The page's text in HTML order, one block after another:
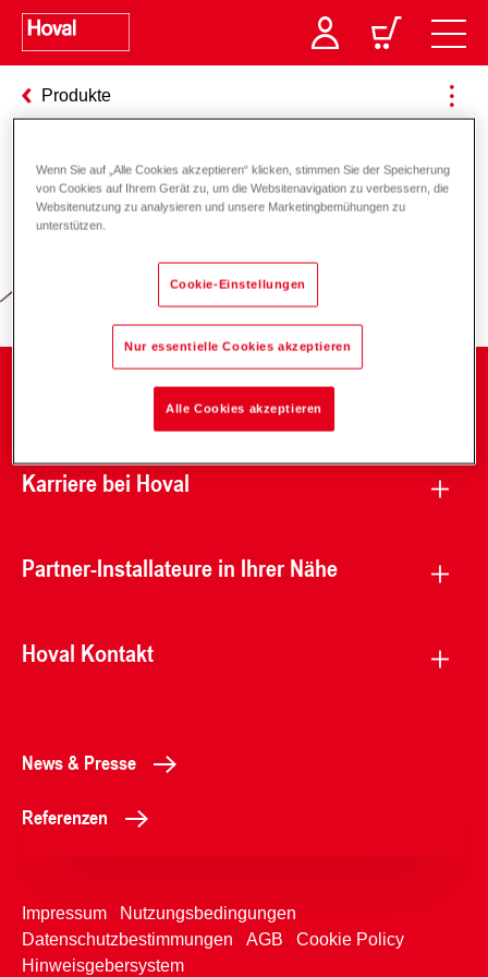
Produkte
Verantwortung für Energie und
Karriere bei Hoval
Partner-Installateure in Ihrer Nähe
Hoval Kontakt
News & Presse
Referenzen
Impressum
Nutzungsbedingungen
Datenschutzbestimmungen
AGB
Cookie Policy
Hinweisgebersystem
Wenn Sie auf „Alle Cookies akzeptieren“ klicken, stimmen Sie der Speicherung
von Cookies auf Ihrem Gerät zu, um die Websitenavigation zu verbessern, die
Websitenutzung zu analysieren und unsere Marketingbemühungen zu
unterstützen.
Cookie-Einstellungen
Nur essentielle Cookies akzeptieren
Alle Cookies akzeptieren